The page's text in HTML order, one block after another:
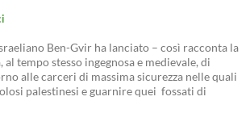
Ben-Gvir ha lanciato – così racconta la
tempo stesso ingegnosa e medievale, di
alle carceri di massima sicurezza nelle quali
palestinesi e guarnire quei fossati di